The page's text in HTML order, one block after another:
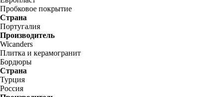
Пробковое покрытие
Страна
Португалия
Производитель
Wicanders
Плитка и керамогранит
Бордюры
Страна
Турция
Россия